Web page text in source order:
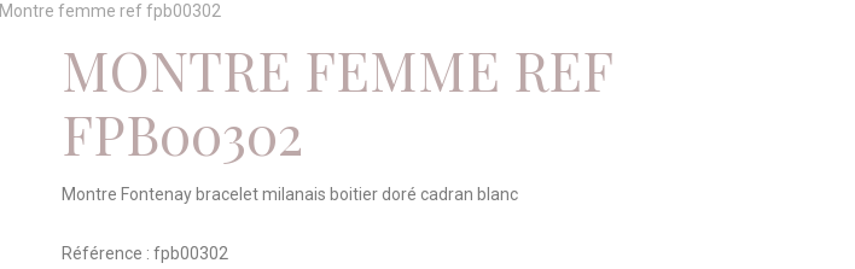
Montre femme ref fpb00302
MONTRE FEMME REF
FPB00302
Montre Fontenay bracelet milanais boitier doré cadran blanc
Référence : fpb00302